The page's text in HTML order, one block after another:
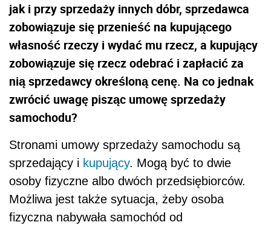
jak i przy sprzedaży innych dóbr, sprzedawca
zobowiązuje się przenieść na kupującego
własność rzeczy i wydać mu rzecz, a kupujący
zobowiązuje się rzecz odebrać i zapłacić za
nią sprzedawcy określoną cenę. Na co jednak
zwrócić uwagę pisząc umowę sprzedaży
samochodu?
Stronami umowy sprzedaży samochodu są
sprzedający i kupujący. Mogą być to dwie
osoby fizyczne albo dwóch przedsiębiorców.
Możliwa jest także sytuacja, żeby osoba
fizyczna nabywała samochód od